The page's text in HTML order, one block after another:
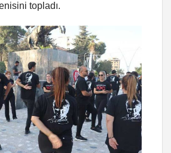
topladı.